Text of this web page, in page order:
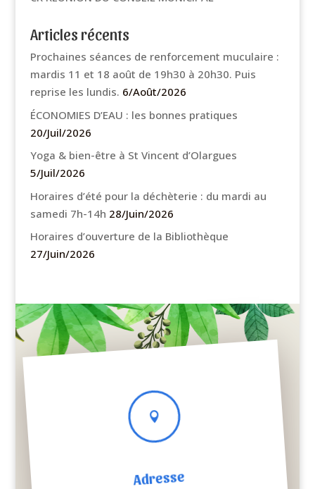
Articles récents
Prochaines séances de renforcement muculaire :
mardis 11 et 18 août de 19h30 à 20h30. Puis
reprise les lundis. 6/Août/2026
ÉCONOMIES D’EAU : les bonnes pratiques
20/Juil/2026
Yoga & bien-être à St Vincent d’Olargues
5/Juil/2026
Horaires d’été pour la déchèterie : du mardi au
samedi 7h-14h 28/Juin/2026
Horaires d’ouverture de la Bibliothèque
27/Juin/2026

Adresse